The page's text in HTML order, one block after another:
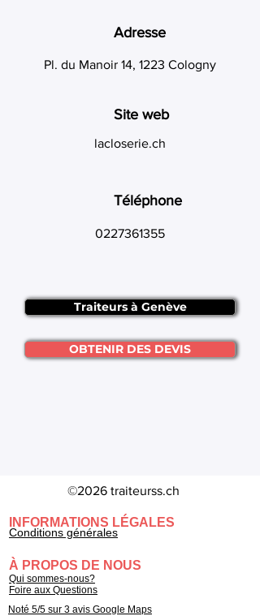
Adresse
Pl. du Manoir 14, 1223 Cologny
Site web
lacloserie.ch
Téléphone
0227361355
Traiteurs à Genève
OBTENIR DES DEVIS
©2026 traiteurss.ch
INFORMATIONS LÉGALES
Conditions générales
À PROPOS DE NOUS
Qui sommes-nous?
Foire aux Questions
Noté 5/5 sur 3 avis Google Maps